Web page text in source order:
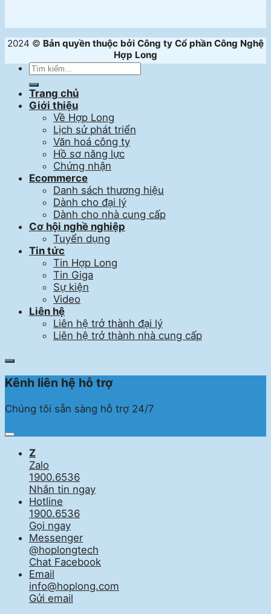
2024 © Bản quyền thuộc bởi Công ty Cổ phần Công Nghệ
Hợp Long
Trang chủ
Giới thiệu
Về Hợp Long
Lịch sử phát triển
Văn hoá công ty
Hồ sơ năng lực
Chứng nhận
Ecommerce
Danh sách thương hiệu
Dành cho đại lý
Dành cho nhà cung cấp
Cơ hội nghề nghiệp
Tuyển dụng
Tin tức
Tin Hợp Long
Tin Giga
Sự kiện
Video
Liên hệ
Liên hệ trở thành đại lý
Liên hệ trở thành nhà cung cấp
Open
contact
menu
Kênh liên hệ hỗ trợ
Chúng tôi sẵn sàng hỗ trợ 24/7
Z
Zalo
1900.6536
Nhắn tin ngay
Hotline
1900.6536
Gọi ngay
Messenger
@hoplongtech
Chat Facebook
Email
info@hoplong.com
Gửi email